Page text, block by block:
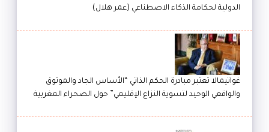
الدولية لحكامة الذكاء الاصطناعي (عمر هلال)
غواتيمالا تعتبر مبادرة الحكم الذاتي “الأساس الجاد والموثوق
والواقعي الوحيد لتسوية النزاع الإقليمي” حول الصحراء المغربية